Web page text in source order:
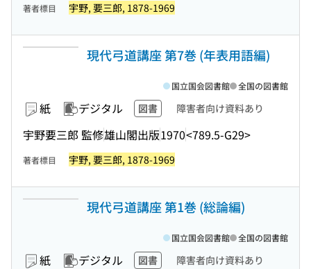
著者標目 宇野, 要三郎, 1878-1969
現代弓道講座 第7巻 (年表用語編)
紙 デジタル 図書 障害者向け資料あり
宇野要三郎 監修雄山閣出版1970<789.5-G29>
国立国会図書館 全国の図書館
著者標目 宇野, 要三郎, 1878-1969
現代弓道講座 第1巻 (総論編)
紙 デジタル 図書 障害者向け資料あり
国立国会図書館 全国の図書館